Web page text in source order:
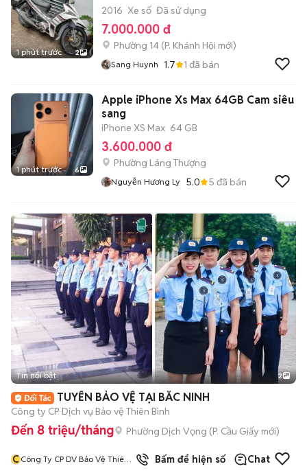
1 phút trước 2
2016 Xe số Đã sử dụng
7.000.000 đ
Phường 14 (P. Khánh Hội mới)
Sang Huynh 1.7 1 đã bán
1 phút trước 6
Apple iPhone Xs Max 64GB Cam siêu
sang
iPhone XS Max 64 GB
3.600.000 đ
Phường Láng Thượng
Nguyễn Hương Ly 5.0 5 đã bán
Tin nổi bật 2
TUYỂN BẢO VỆ TẠI BẮC NINH
Công ty CP Dịch vụ Bảo vệ Thiên Bình
Đến 8 triệu/tháng Phường Dịch Vọng (P. Cầu Giấy mới)
CCông Ty CP DV Bảo Vệ Thiên
Bấm để hiện số Chat